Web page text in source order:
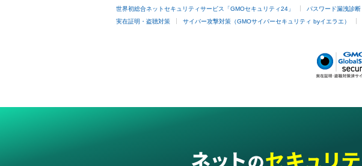
世界初総合ネットセキュリティサービス「GMOセキュリティ24」 パスワード漏洩診断
実在証明・盗聴対策 サイバー攻撃対策（GMOサイバーセキュリティ byイエラエ）